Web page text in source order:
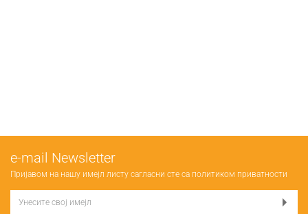
е-mail Newsletter
Пријавом на нашу имејл листу сагласни сте са политиком приватности